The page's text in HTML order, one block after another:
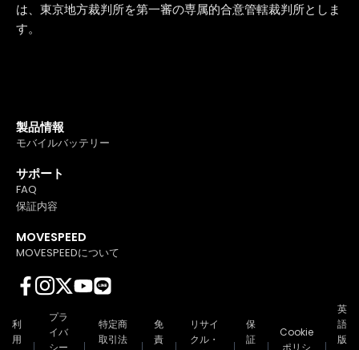
は、東京地方裁判所を第一審の専属的合意管轄裁判所としま
す。
製品情報
モバイルバッテリー
サポート
FAQ
保証内容
MOVESPEED
MOVESPEEDについて
利
用
プラ
イバ
シー
特定商
取引法
免
責
リサイ
クル・
保
証
Cookie
ポリシ
英
語
版